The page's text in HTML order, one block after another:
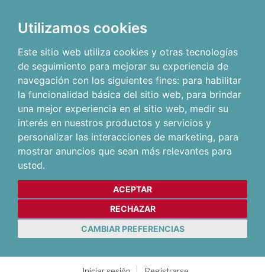
Utilizamos cookies
Este sitio web utiliza cookies y otras tecnologías
de seguimiento para mejorar su experiencia de
navegación con los siguientes fines: para habilitar
la funcionalidad básica del sitio web, para brindar
una mejor experiencia en el sitio web, medir su
interés en nuestros productos y servicios y
personalizar las interacciones de marketing, para
mostrar anuncios que sean más relevantes para
usted.
ACEPTAR
RECHAZAR
CAMBIAR PREFERENCIAS